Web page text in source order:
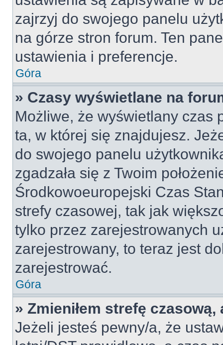
zajrzyj do swojego panelu
na górze stron forum. Ten
ustawienia i preferencje.
Góra
» Czasy wyświetlane na
Możliwe, że wyświetlany czas
ta, w której się znajdujesz.
do swojego panelu
zgadzała się z Twoim
Środkowoeuropejski Czas
strefy czasowej, tak jak
tylko przez zarejestrowanych
zarejestrowany, to teraz jest
zarejestrować.
Góra
» Zmieniłem strefę
Jeżeli jesteś pewny/a, że